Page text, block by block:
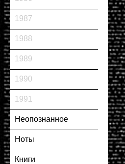
1987
1988
1989
1990
1991
Неопознанное
Ноты
Книги